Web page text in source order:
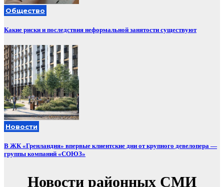
Общество
Какие риски и последствия неформальной занятости существуют
Новости
В ЖК «Гренландия» впервые клиентские дни от крупного девелопера —
группы компаний «СОЮЗ»